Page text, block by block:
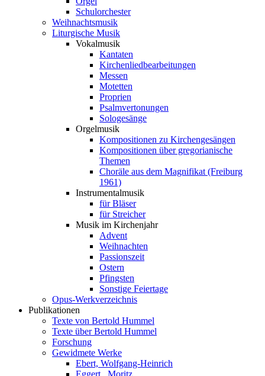
Schulorchester
Weihnachtsmusik
Liturgische Musik
Vokalmusik
Kantaten
Kirchenliedbearbeitungen
Messen
Motetten
Proprien
Psalmvertonungen
Sologesänge
Orgelmusik
Kompositionen zu Kirchengesängen
Kompositionen über gregorianische
Themen
Choräle aus dem Magnifikat (Freiburg
1961)
Instrumentalmusik
für Bläser
für Streicher
Musik im Kirchenjahr
Advent
Weihnachten
Passionszeit
Ostern
Pfingsten
Sonstige Feiertage
Opus-Werkverzeichnis
Publikationen
Texte von Bertold Hummel
Texte über Bertold Hummel
Forschung
Gewidmete Werke
Ebert, Wolfgang-Heinrich
Eggert , Moritz